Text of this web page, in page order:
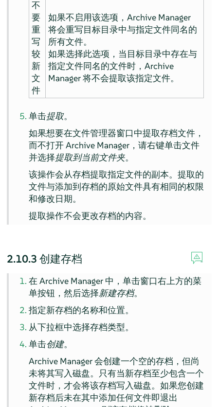
不
要
重
写
较
新
文
件
如果不启用该选项，Archive Manager
将会重写目标目录中与指定文件同名的
所有文件。
如果选择此选项，当目标目录中存在与
指定文件同名的文件时，Archive
Manager 将不会提取该指定文件。
单击提取。
如果想要在文件管理器窗口中提取存档文件，
而不打开Archive Manager ，请右键单击文件
并选择提取到当前文件夹。
该操作会从存档提取指定文件的副本。提取的
文件与添加到存档的原始文件具有相同的权限
和修改日期。
提取操作不会更改存档的内容。
2.10.3 创建存档
在Archive Manager 中，单击窗口右上方的菜
单按钮，然后选择新建存档。
指定新存档的名称和位置。
从下拉框中选择存档类型。
单击创建。
Archive Manager会创建一个空的存档，但尚
未将其写入磁盘。只有当新存档至少包含一个
文件时，才会将该存档写入磁盘。如果您创建
新存档后未在其中添加任何文件即退出